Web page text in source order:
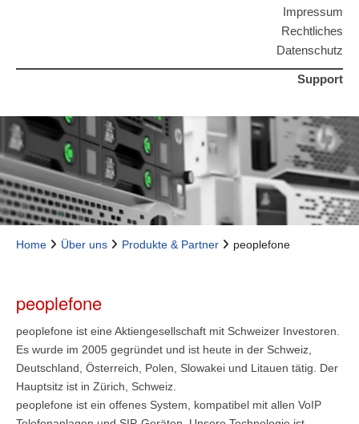
Impressum
Rechtliches
Datenschutz
Support
Home Über uns Produkte & Partner peoplefone
peoplefone
peoplefone ist eine Aktiengesellschaft mit Schweizer Investoren.
Es wurde im 2005 gegründet und ist heute in der Schweiz,
Deutschland, Österreich, Polen, Slowakei und Litauen tätig. Der
Hauptsitz ist in Zürich, Schweiz.
peoplefone ist ein offenes System, kompatibel mit allen VoIP